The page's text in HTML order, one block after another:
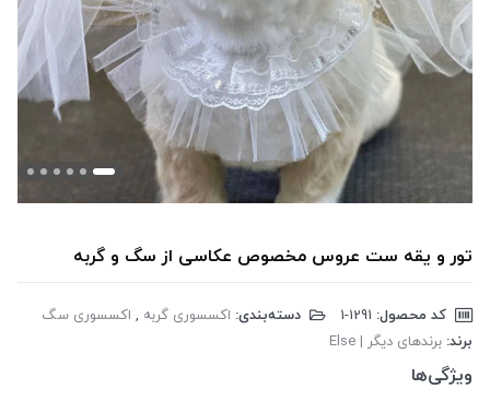
تور و یقه ست عروس مخصوص عکاسی از سگ و گربه
کد محصول: دسته‌بندی: اکسسوری گربه , اکسسوری سگ
برند: برندهای دیگر | Else
ویژگی‌ها